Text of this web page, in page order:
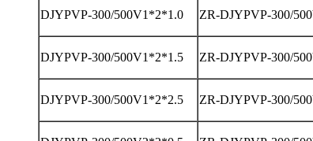
DJYPVP-300/500V1*2*1.0 ZR-DJYPVP-300/
DJYPVP-300/500V1*2*1.5 ZR-DJYPVP-300/
DJYPVP-300/500V1*2*2.5 ZR-DJYPVP-300/